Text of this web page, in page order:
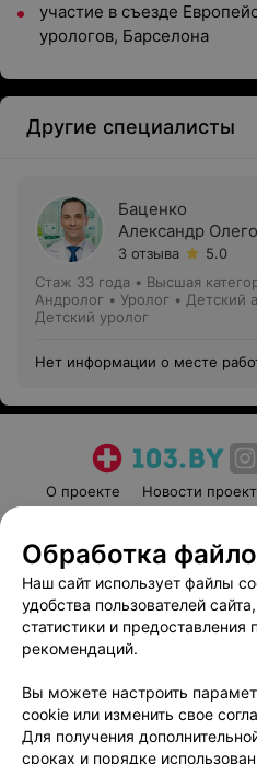
участие в съезде
урологов, Барселона
Другие специалисты
Баценко
Александр
3 отзыва
5.0
Стаж 33 года • Высшая
Андролог • Уролог • Детский
Детский уролог
Нет информации о месте
О проекте Новости
Пользовательское
Вакансии
Написать
Обработка
Обработка
Наш сайт использует файлы
удобства пользователей
статистики и предоставления
рекомендаций.
Вы можете настроить
cookie или изменить свое
Для получения
сроках и порядке